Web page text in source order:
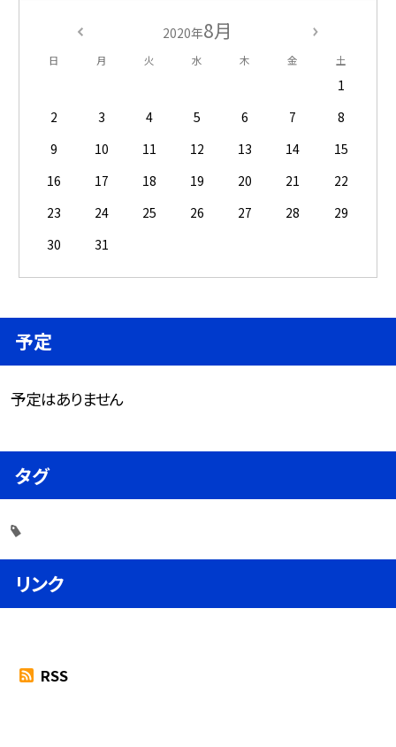
2020年8月
日 月 火 水 木 金 土
1
2
3 4 5 6 7
8
9
10 11 12 13 14
15
16
17 18 19 20 21
22
23
24 25 26 27 28
29
30
31
予定
予定はありません
タグ
リンク
RSS